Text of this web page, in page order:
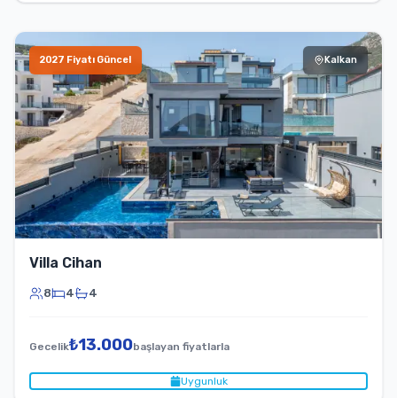
2027 Fiyatı Güncel Kalkan
Villa Cihan
8 4 4
Gecelik₺13.000başlayan fiyatlarla
Uygunluk